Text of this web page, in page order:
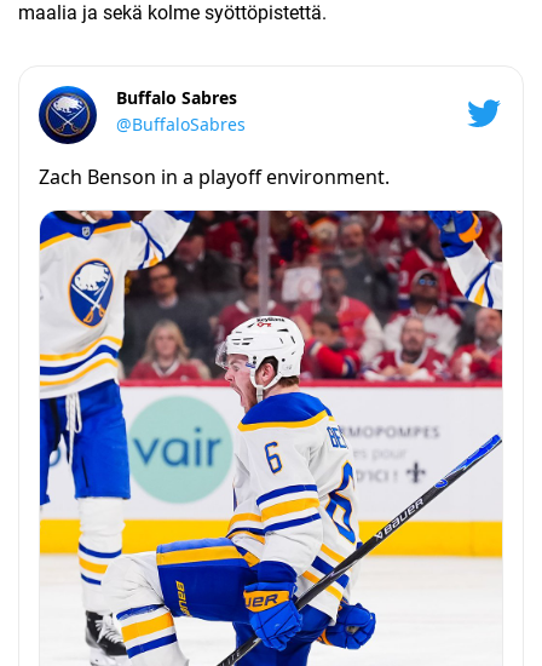
maalia ja sekä kolme syöttöpistettä.
Buffalo Sabres
@BuffaloSabres
Zach Benson in a playoff environment.